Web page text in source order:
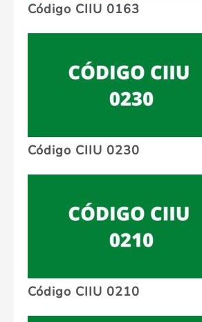
Código CIIU 0163
Código CIIU 0230
Código CIIU 0210